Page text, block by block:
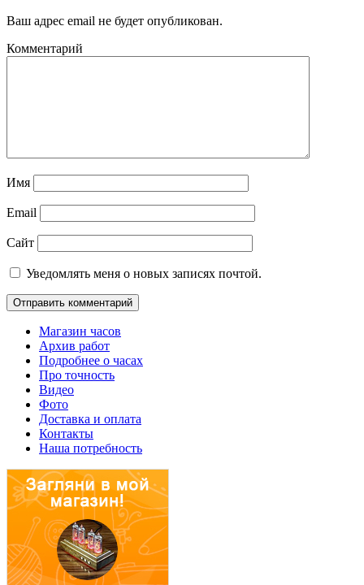
Ваш адрес email не будет опубликован.
Комментарий
Имя
Email
Сайт
Уведомлять меня о новых записях почтой.
Магазин часов
Архив работ
Подробнее о часах
Про точность
Видео
Фото
Доставка и оплата
Контакты
Наша потребность